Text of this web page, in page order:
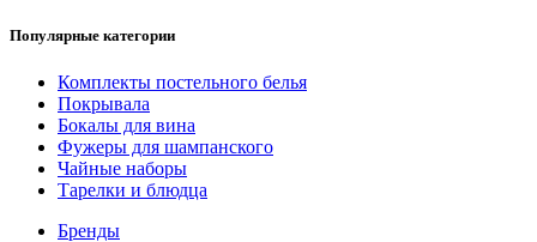
Популярные категории
Комплекты постельного белья
Покрывала
Бокалы для вина
Фужеры для шампанского
Чайные наборы
Тарелки и блюдца
Бренды